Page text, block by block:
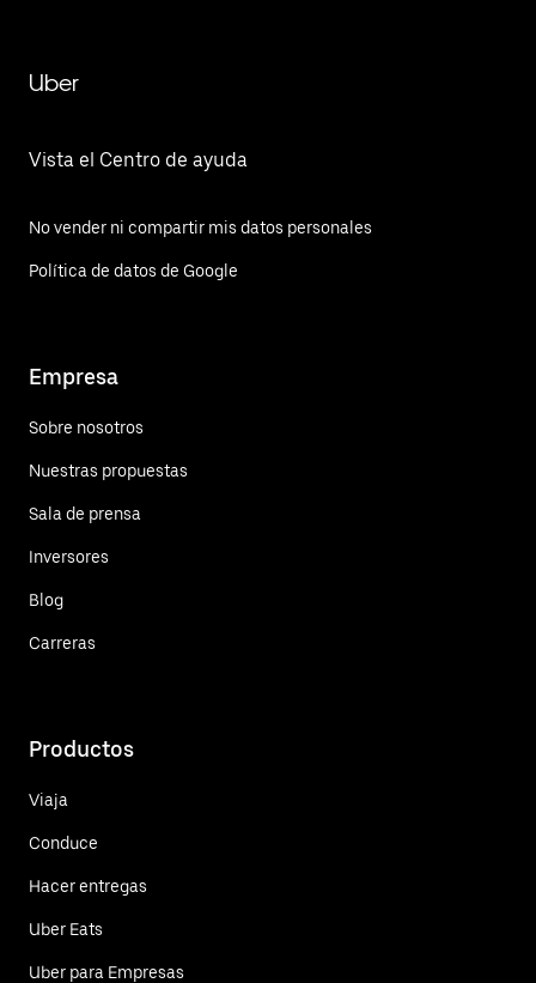
Uber
Vista el Centro de ayuda
No vender ni compartir mis datos personales
Política de datos de Google
Empresa
Sobre nosotros
Nuestras propuestas
Sala de prensa
Inversores
Blog
Carreras
Productos
Viaja
Conduce
Hacer entregas
Uber Eats
Uber para Empresas